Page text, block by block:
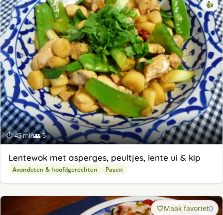
⏱ 45 min👥 5
👍
Lentewok met asperges, peultjes, lente ui & kip
Avondeten & hoofdgerechten Pasen
Maak favoriet0